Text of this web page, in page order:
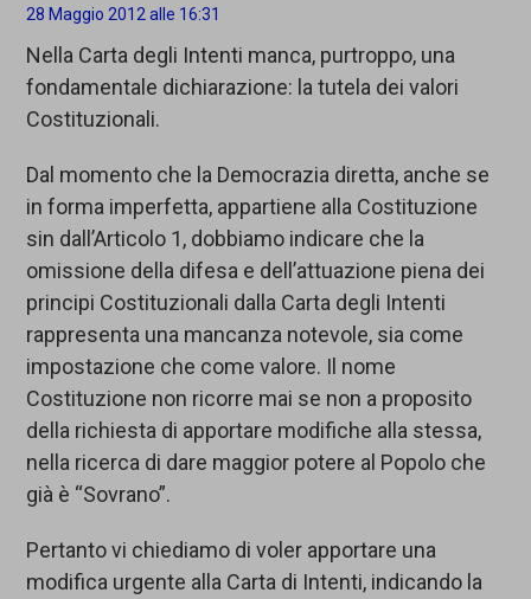
28 Maggio 2012 alle 16:31
Nella Carta degli Intenti manca, purtroppo, una
fondamentale dichiarazione: la tutela dei valori
Costituzionali.
Dal momento che la Democrazia diretta, anche se
in forma imperfetta, appartiene alla Costituzione
sin dall’Articolo 1, dobbiamo indicare che la
omissione della difesa e dell’attuazione piena dei
principi Costituzionali dalla Carta degli Intenti
rappresenta una mancanza notevole, sia come
impostazione che come valore. Il nome
Costituzione non ricorre mai se non a proposito
della richiesta di apportare modifiche alla stessa,
nella ricerca di dare maggior potere al Popolo che
già è “Sovrano”.
Pertanto vi chiediamo di voler apportare una
modifica urgente alla Carta di Intenti, indicando la